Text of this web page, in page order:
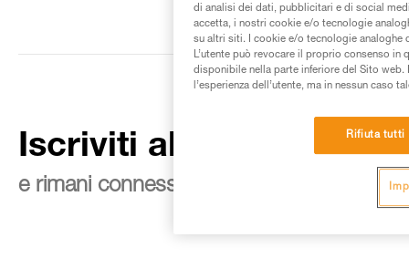
Iscriviti alla newsletter
e rimani connesso alle nostre novità
di analisi dei dati, pubblicitari e di social
accetta, i nostri cookie e/o tecnologie
su altri siti. I cookie e/o tecnologie analoghe
L’utente può revocare il proprio consenso
disponibile nella parte inferiore del Sito
l’esperienza dell’utente, ma in nessun caso
Rifiuta tutti